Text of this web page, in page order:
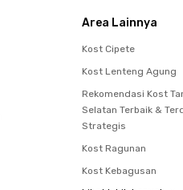
Area Lainnya
Kost Cipete
Kost Lenteng Agung
Rekomendasi Kost
Selatan Terbaik &
Strategis
Kost Ragunan
Kost Kebagusan